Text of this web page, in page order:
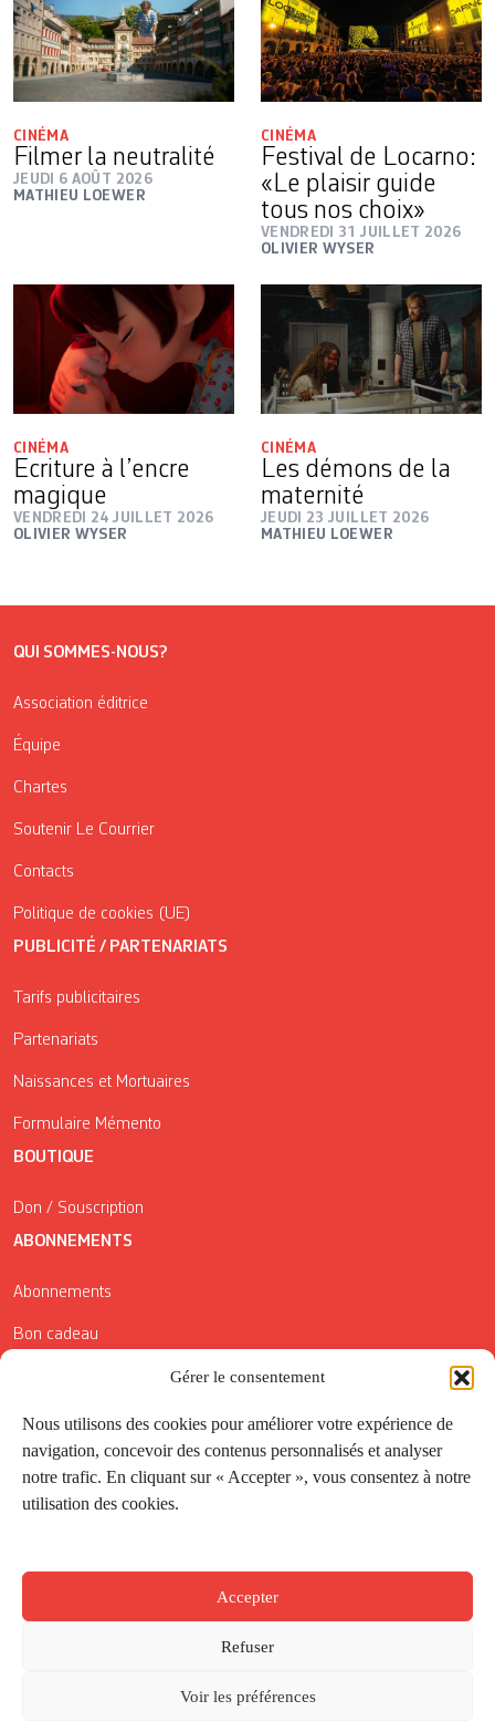
Gérer le consentement
Nous utilisons des cookies pour améliorer votre expérience de
navigation, concevoir des contenus personnalisés et analyser
notre trafic. En cliquant sur « Accepter », vous consentez à notre
utilisation des cookies.
Accepter
Refuser
Voir les préférences
CINÉMA
Filmer la neutralité
JEUDI 6 AOÛT 2026
MATHIEU LOEWER
CINÉMA
Festival de Locarno:
«Le plaisir guide
tous nos choix»
VENDREDI 31 JUILLET 2026
OLIVIER WYSER
CINÉMA
Ecriture à l’encre
magique
VENDREDI 24 JUILLET 2026
OLIVIER WYSER
CINÉMA
Les démons de la
maternité
JEUDI 23 JUILLET 2026
MATHIEU LOEWER
QUI SOMMES-NOUS?
Association éditrice
Équipe
Chartes
Soutenir Le Courrier
Contacts
Politique de cookies (UE)
PUBLICITÉ / PARTENARIATS
Tarifs publicitaires
Partenariats
Naissances et Mortuaires
Formulaire Mémento
BOUTIQUE
Don / Souscription
ABONNEMENTS
Abonnements
Bon cadeau
Conditions générales de vente
Réductions de la Carte Côté Courrier
Application